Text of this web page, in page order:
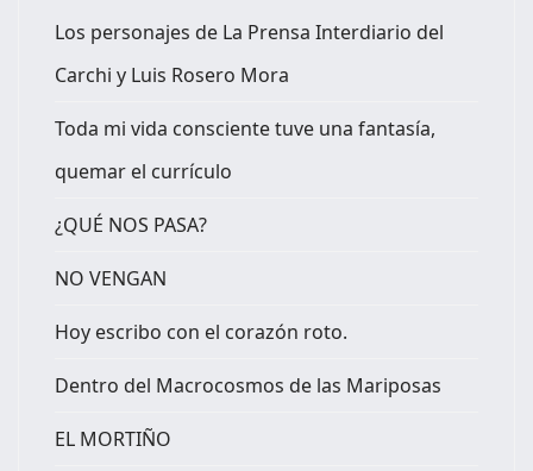
Los personajes de La Prensa Interdiario del
Carchi y Luis Rosero Mora
Toda mi vida consciente tuve una fantasía,
quemar el currículo
¿QUÉ NOS PASA?
NO VENGAN
Hoy escribo con el corazón roto.
Dentro del Macrocosmos de las Mariposas
EL MORTIÑO